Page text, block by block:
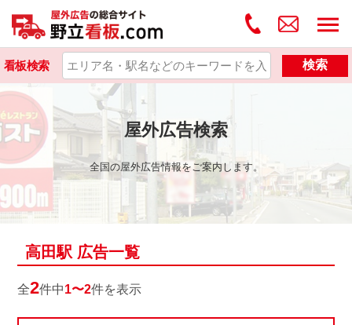
看板検索 検索
屋外広告検索
全国の屋外広告情報をご案内します。
高田駅 広告一覧
全2件中1〜2件を表示